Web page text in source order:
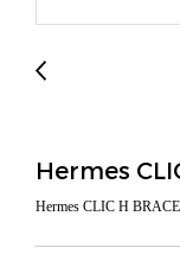
Hermes
Hermes CLIC H